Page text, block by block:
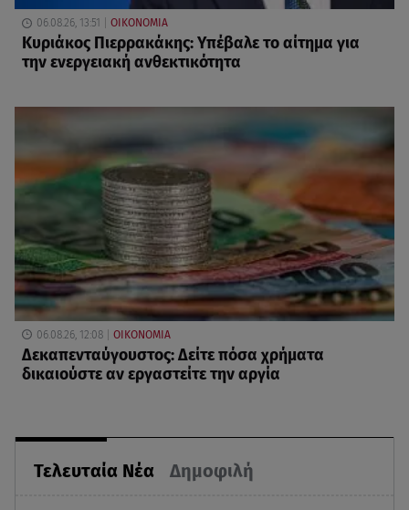
Τελευταία Νέα Δημοφιλή
06.08.26, 13:51 ΟΙΚΟΝΟΜΙΑ
Κυριάκος Πιερρακάκης: Υπέβαλε το αίτημα για
την ενεργειακή ανθεκτικότητα
06.08.26, 12:08 ΟΙΚΟΝΟΜΙΑ
Δεκαπενταύγουστος: Δείτε πόσα χρήματα
δικαιούστε αν εργαστείτε την αργία